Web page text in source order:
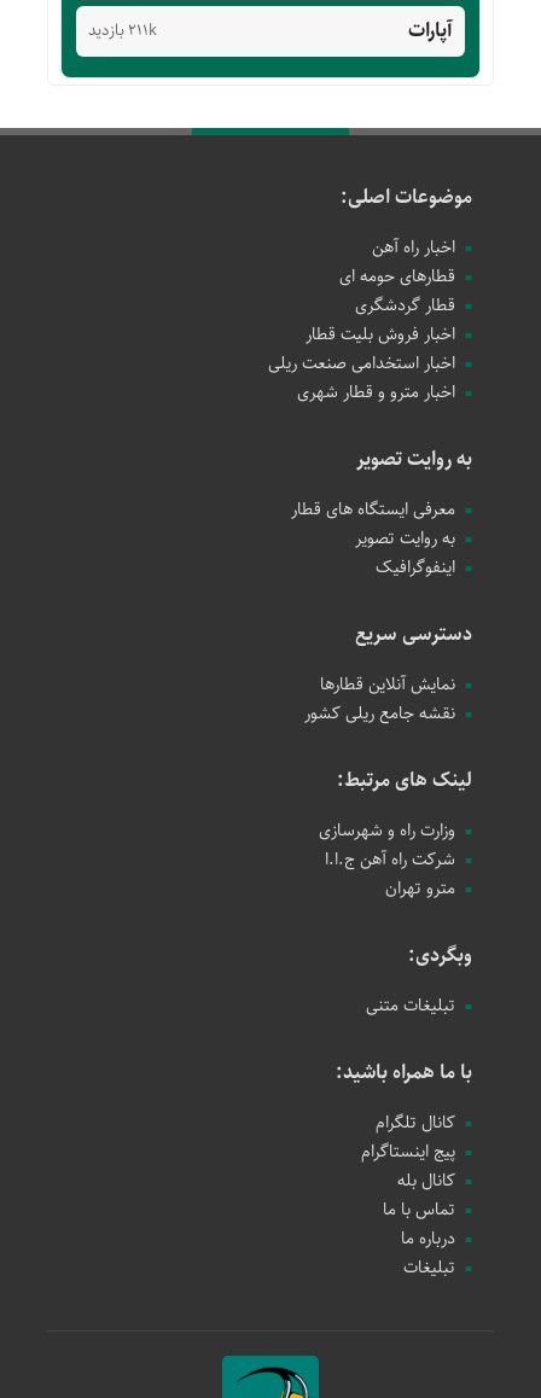
آپارات 211k بازدید
موضوعات اصلی:
اخبار راه آهن
قطارهای حومه ای
قطار گردشگری
اخبار فروش بلیت قطار
اخبار استخدامی صنعت ریلی
اخبار مترو و قطار شهری
به روایت تصویر
معرفی ایستگاه های قطار
به روایت تصویر
اینفوگرافیک
دسترسی سریع
نمایش آنلاین قطارها
نقشه جامع ریلی کشور
لینک های مرتبط:
وزارت راه و شهرسازی
شرکت راه آهن ج.ا.ا
مترو تهران
وبگردی:
تبلیغات متنی
با ما همراه باشید:
کانال تلگرام
پیج اینستاگرام
کانال بله
تماس با ما
درباره ما
تبلیغات